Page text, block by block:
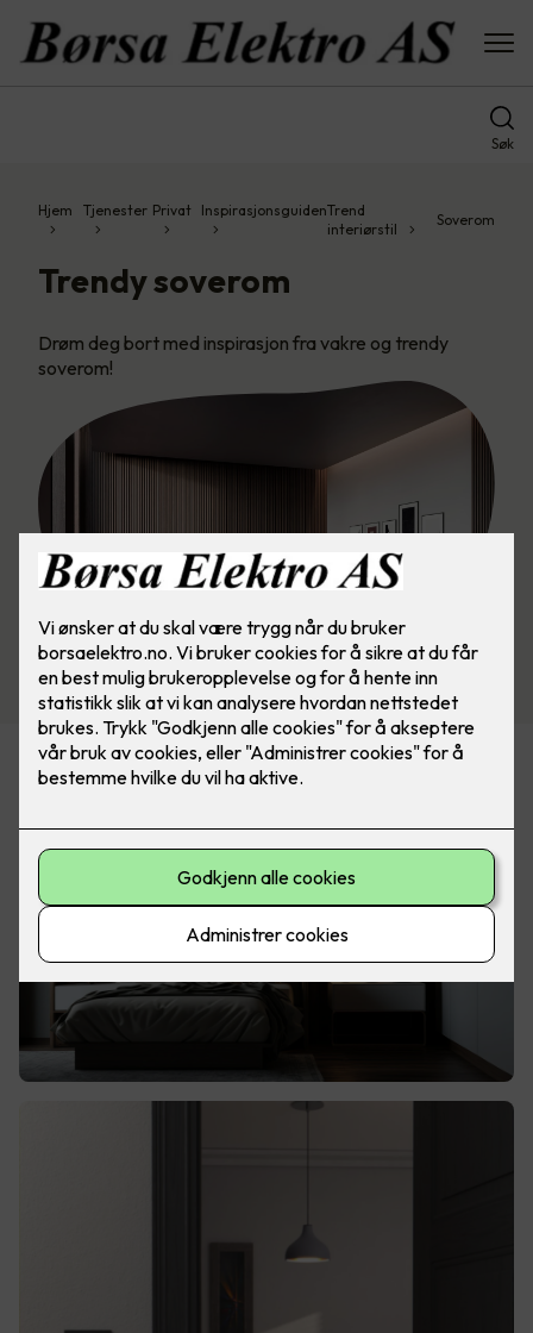
Søk
Hjem Tjenester Privat InspirasjonsguidenTrend
interiørstil
Soverom
Trendy soverom
Drøm deg bort med inspirasjon fra vakre og trendy
soverom!